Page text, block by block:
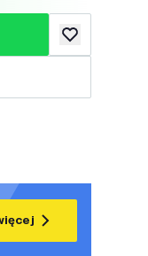
dodaj do listy
i plany oświetleniowe